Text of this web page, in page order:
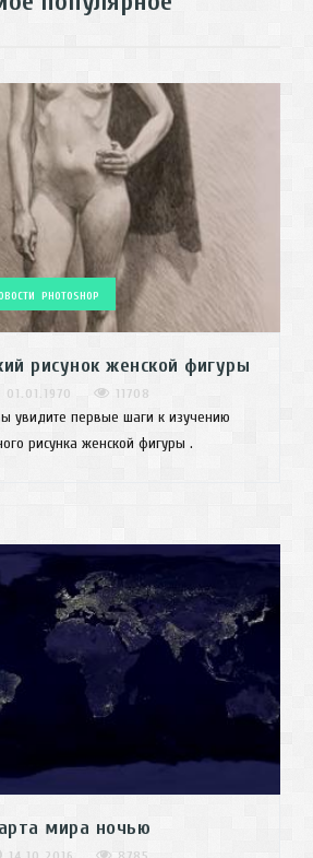
PHOTOSHOP
рисунок женской фигуры
01.01.1970 11708
увидите первые шаги к изучению
рисунка женской фигуры .
мира ночью